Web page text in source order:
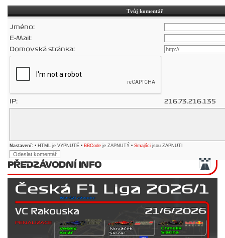
Tvůj komentář
Jméno:
E-Mail:
Domovská stránka:
IP: 216.73.216.135
Nastavení: • HTML je VYPNUTÉ • BBCode je ZAPNUTÝ • Smajlíci jsou ZAPNUTI
PŘEDZÁVODNÍ INFO